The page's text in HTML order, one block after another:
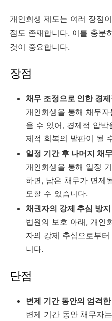
개인회생 제도는 여러 장점
점도 존재합니다. 이를 충분
것이 중요합니다.
장점
채무 조정으로 인한 경
개인회생을 통해 채무
을 수 있어, 경제적 압박
제적 회복의 발판이 될
일정 기간 후 나머지 채
개인회생을 통해 일정
하면, 남은 채무가 면제
모할 수 있습니다.
채권자의 강제 추심 방지
법원의 보호 아래, 개인
자의 강제 추심으로부
니다.
단점
변제 기간 동안의 엄격
변제 기간 동안 채무자